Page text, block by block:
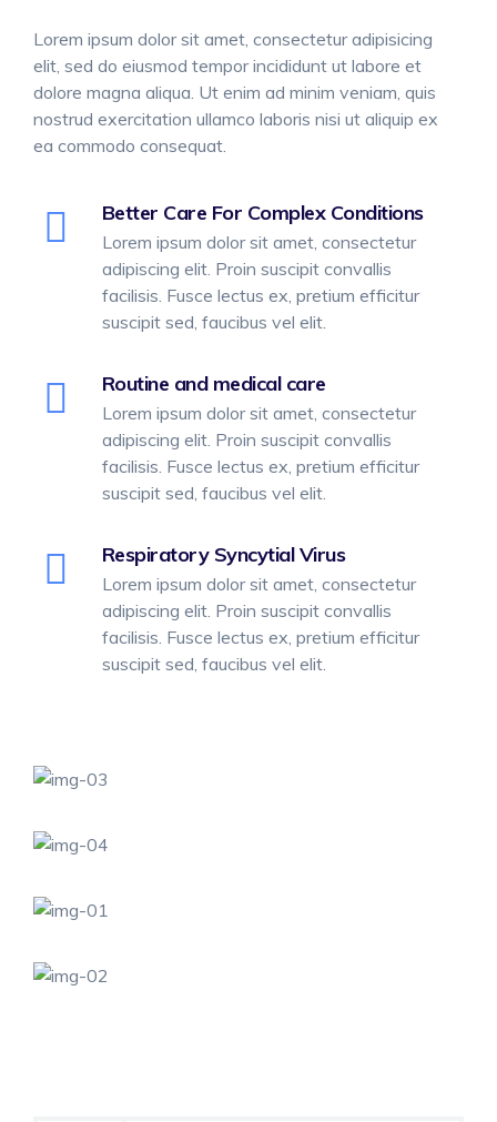
Lorem ipsum dolor sit amet, consectetur adipisicing
elit, sed do eiusmod tempor incididunt ut labore et
dolore magna aliqua. Ut enim ad minim veniam, quis
nostrud exercitation ullamco laboris nisi ut aliquip ex
ea commodo consequat.
Better Care For Complex Conditions
Lorem ipsum dolor sit amet, consectetur
adipiscing elit. Proin suscipit convallis
facilisis. Fusce lectus ex, pretium efficitur
suscipit sed, faucibus vel elit.
Routine and medical care
Lorem ipsum dolor sit amet, consectetur
adipiscing elit. Proin suscipit convallis
facilisis. Fusce lectus ex, pretium efficitur
suscipit sed, faucibus vel elit.
Respiratory Syncytial Virus
Lorem ipsum dolor sit amet, consectetur
adipiscing elit. Proin suscipit convallis
facilisis. Fusce lectus ex, pretium efficitur
suscipit sed, faucibus vel elit.